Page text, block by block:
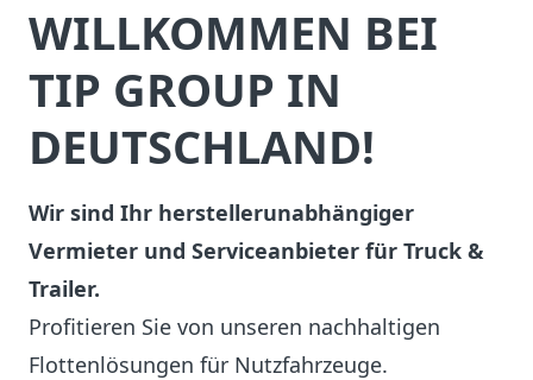
WILLKOMMEN BEI
TIP GROUP IN
DEUTSCHLAND!
Wir sind Ihr herstellerunabhängiger
Vermieter und Serviceanbieter für Truck &
Trailer.
Profitieren Sie von unseren nachhaltigen
Flottenlösungen für Nutzfahrzeuge.